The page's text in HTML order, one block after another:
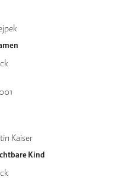
Kaiser
Kind